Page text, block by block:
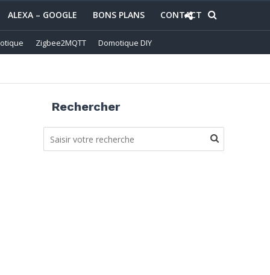
ALEXA – GOOGLE BONS PLANS CONTACT
Zigbee2MQTT Domotique DIY
Rechercher